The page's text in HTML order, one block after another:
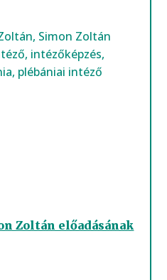
, Simon Zoltán
, intézőképzés,
, plébániai intéző
Zoltán előadásának